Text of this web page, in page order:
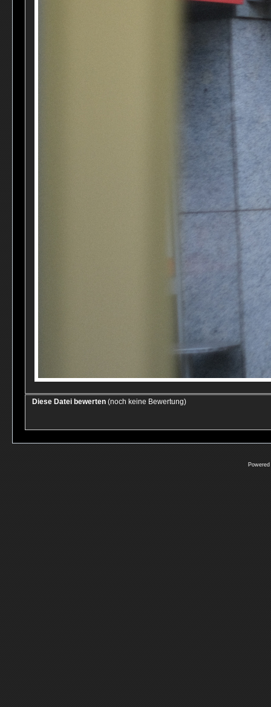
Diese Datei bewerten (noch keine Bewertung)